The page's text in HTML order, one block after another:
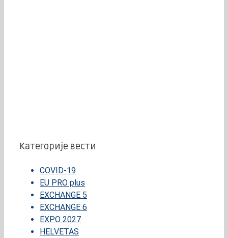
Категорије вести
COVID-19
EU PRO plus
EXCHANGE 5
EXCHANGE 6
EXPO 2027
HELVETAS